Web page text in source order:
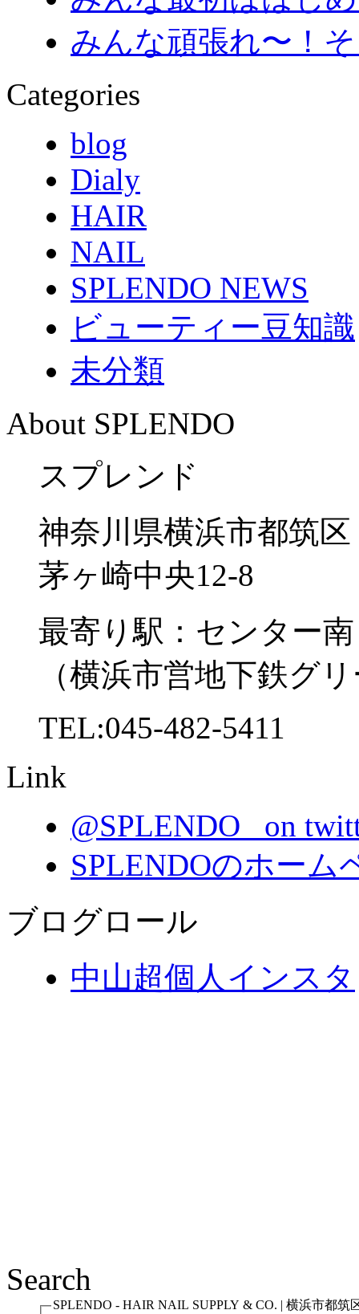
みんな頑張れ〜！
Categories
blog
Dialy
HAIR
NAIL
SPLENDO NEWS
ビューティー豆知識
未分類
About SPLENDO
スプレンド
神奈川県横浜市都筑区
茅ヶ崎中央12-8
最寄り駅：センター南
（横浜市営地下鉄グ
TEL:045-482-5411
Link
@SPLENDO_ on
SPLENDOのホーム
ブログロール
中山超個人インスタ
Search
SPLENDO - HAIR NAIL SUPPLY & CO. | 横浜市都